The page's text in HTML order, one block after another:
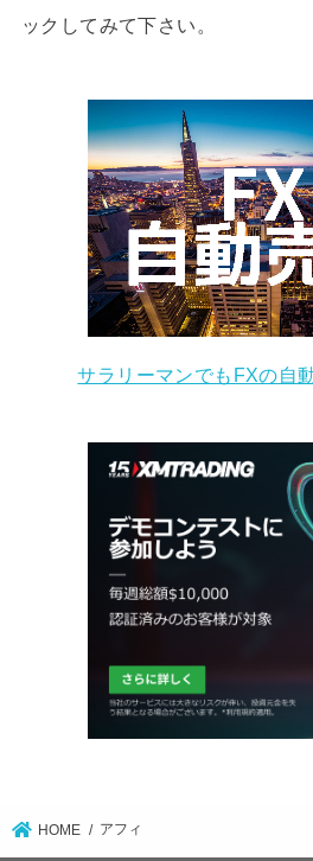
ックしてみて下さい。
サラリーマンでもFXの自
HOME アフィ